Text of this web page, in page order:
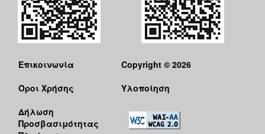
Επικοινωνία
Όροι Χρήσης
Δήλωση
Προσβασιμότητας
Copyright © 2026
Υλοποίηση